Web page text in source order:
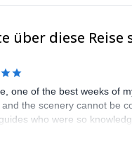
über diese Reise
one of the best weeks of
the scenery cannot be
who were so